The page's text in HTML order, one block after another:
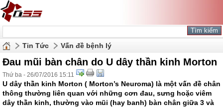
Tin Tức Vấn đề bệnh lý
Đau mũi bàn chân do U dây thần kinh Morton
Thứ ba - 26/07/2016 15:11
U dây thần kinh Morton ( Morton’s Neuroma) là một vấn đề chân
thông thường liên quan với những cơn đau, sưng hoặc viêm
dây thần kinh, thường vào mũi (hay banh) bàn chân giữa 3 và